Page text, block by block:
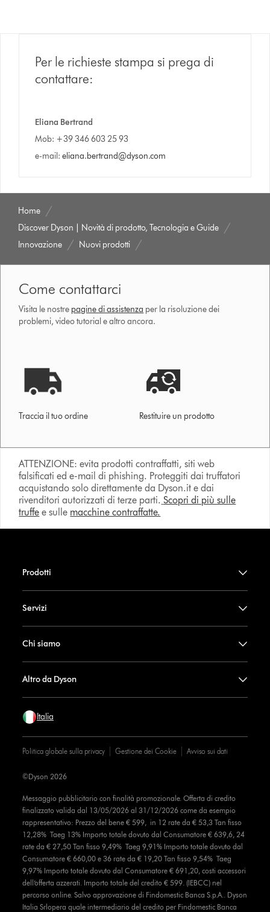
Per le richieste stampa si prega di
contattare:
Eliana Bertrand
Mob: +39 346 603 25 93
e-mail: eliana.bertrand@dyson.com
Home
Discover Dyson | Novità di prodotto, Tecnologia e Guide
Innovazione
Nuovi prodotti
Come contattarci
Visita le nostre pagine di assistenza per la risoluzione dei
problemi, video tutorial e altro ancora.
Traccia il tuo ordine Restituire un prodotto
ATTENZIONE: evita prodotti contraffatti, siti web
falsificati ed e-mail di phishing. Proteggiti dai truffatori
acquistando solo direttamente da Dyson.it e dai
rivenditori autorizzati di terze parti. Scopri di più sulle
truffe e sulle macchine contraffatte.
Prodotti
Servizi
Chi siamo
Altro da Dyson
Italia
Politica globale sulla privacy Gestione dei Cookie Avviso sui dati
Messaggio pubblicitario con finalità promozionale. Offerta di credito
finalizzato valida dal 13/05/2026 al 31/12/2026 come da esempio
rappresentativo: Prezzo del bene € 599, in 12 rate da € 53,3 Tan fisso
12,28% Taeg 13% Importo totale dovuto dal Consumatore € 639,6, 24
rate da € 27,50 Tan fisso 9,49% Taeg 9,91% Importo totale dovuto dal
Consumatore € 660,00 e 36 rate da € 19,20 Tan fisso 9,54% Taeg
9,97% Importo totale dovuto dal Consumatore € 691,20, costi accessori
dell’offerta azzerati. Importo totale del credito € 599. (IEBCC) nel
percorso online. Salvo approvazione di Findomestic Banca S.p.A.. Dyson
Italia Srlopera quale intermediario del credito per Findomestic Banca
©Dyson 2026